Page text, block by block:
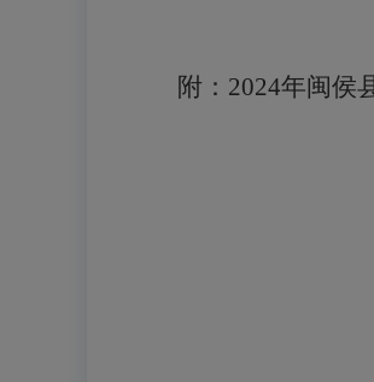
附： 2024年闽侯